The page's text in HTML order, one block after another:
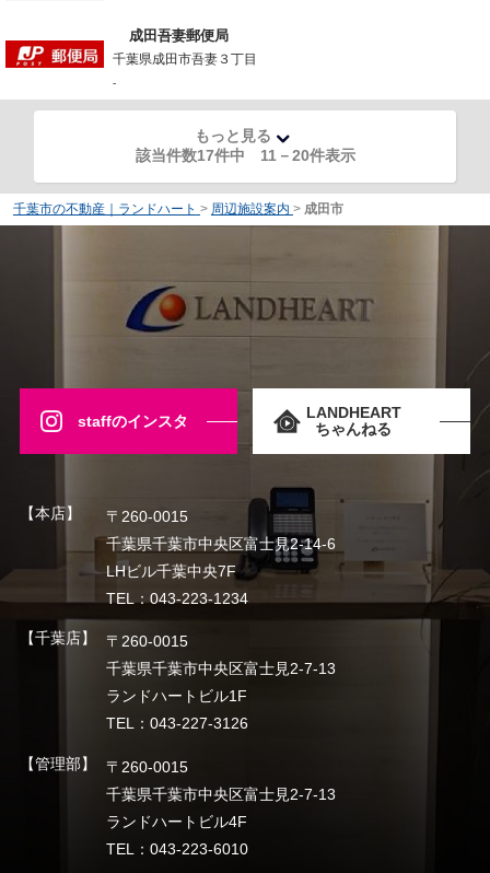
成田吾妻郵便局
千葉県成田市吾妻３丁目
-
もっと見る
該当件数17件中 11 －20件表示
千葉市の不動産｜ランドハート > 周辺施設案内 > 成田市
staffのインスタ
LANDHEART
ちゃんねる
【本店】
〒260-0015
千葉県千葉市中央区富士見2-14-6
LHビル千葉中央7F
TEL：043-223-1234
【千葉店】
〒260-0015
千葉県千葉市中央区富士見2-7-13
ランドハートビル1F
TEL：043-227-3126
【管理部】
〒260-0015
千葉県千葉市中央区富士見2-7-13
ランドハートビル4F
TEL：043-223-6010